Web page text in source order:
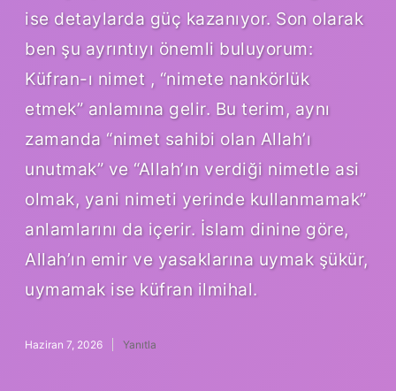
ise detaylarda güç kazanıyor. Son olarak
ben şu ayrıntıyı önemli buluyorum:
Küfran-ı nimet , “nimete nankörlük
etmek” anlamına gelir. Bu terim, aynı
zamanda “nimet sahibi olan Allah’ı
unutmak” ve “Allah’ın verdiği nimetle asi
olmak, yani nimeti yerinde kullanmamak”
anlamlarını da içerir. İslam dinine göre,
Allah’ın emir ve yasaklarına uymak şükür,
uymamak ise küfran ilmihal.
Haziran 7, 2026 Yanıtla